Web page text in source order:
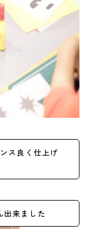
ス良く仕上げ
出来ました